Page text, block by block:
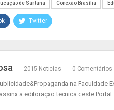
de Santana Conexão Brasília
Twitter
2015 Notícias 0 Comentários
na Faculdade
a editoração técnica deste Portal.